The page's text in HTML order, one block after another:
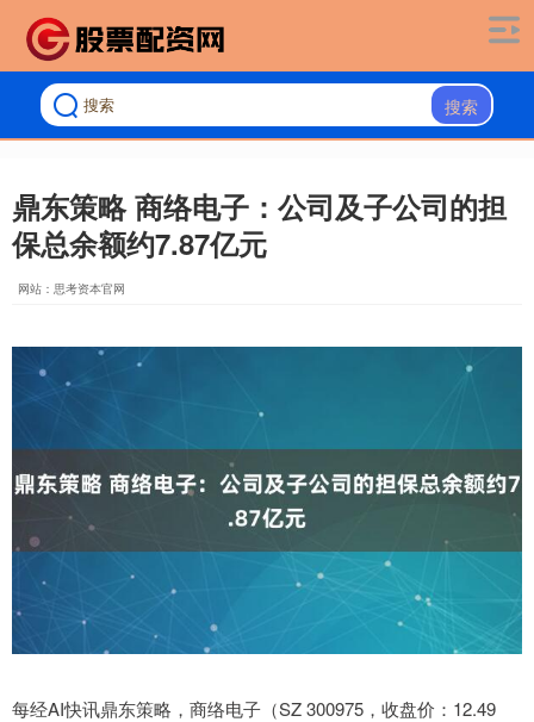
搜索
鼎东策略 商络电子：公司及子公司的担
保总余额约7.87亿元
网站：思考资本官网
每经AI快讯鼎东策略，商络电子（SZ 300975，收盘价：12.49